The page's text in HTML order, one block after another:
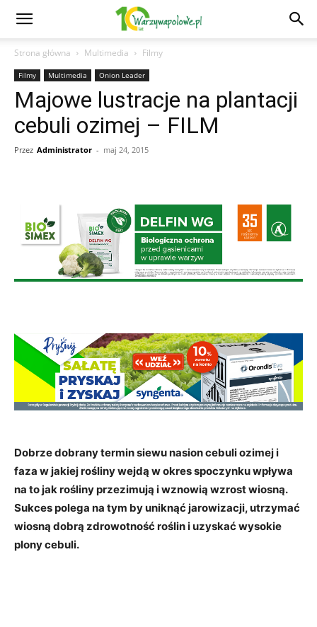
Strona główna Multimedia Filmy
Filmy Multimedia Onion Leader
Majowe lustracje na plantacji
cebuli ozimej – FILM
Przez Administrator - maj 24, 2015
Dobrze dobrany termin siewu nasion cebuli ozimej i
faza w jakiej rośliny wejdą w okres spoczynku wpływa
na to jak rośliny przezimują i wznowią wzrost wiosną.
Sukces polega na tym by uniknąć jarowizacji, utrzymać
wiosną dobrą zdrowotność roślin i uzyskać wysokie
plony cebuli.